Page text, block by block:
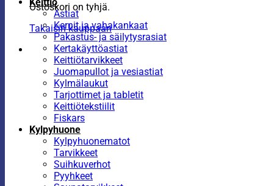
Ostoskori on tyhjä.
Takaisin kauppaan
Astiat
Kernit ja vahakankaat
Pakastus- ja säilytysrasiat
Kertakäyttöastiat
Keittiötarvikkeet
Juomapullot ja vesiastiat
Kylmälaukut
Tarjottimet ja tabletit
Keittiötekstiilit
Fiskars
Kylpyhuone
Kylpyhuonematot
Tarvikkeet
Suihkuverhot
Pyyhkeet